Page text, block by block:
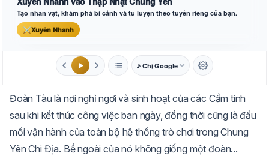
Tạo nhân vật, khám phá bí cảnh và tu luyện theo tuyến riêng của bạn.
⚔Xuyên Nhanh
♪ Chị Google
Mặc định
Trắng Ngà Vàng
Đoàn Tàu là nơi nghỉ ngơi và sinh hoạt của các Cầm tinh
sau khi kết thúc công việc ban ngày, đồng thời cũng là đầu
mối vận hành của toàn bộ hệ thống trò chơi trong Chung
Yên Chi Địa. Bề ngoài của nó không giống một đoàn...